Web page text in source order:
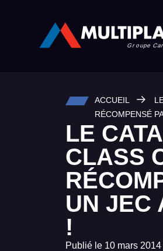
ACCUEIL
RÉCOMPENSÉ
LE
CLASS
UN JEC
!
Publié le 10 mars 2014